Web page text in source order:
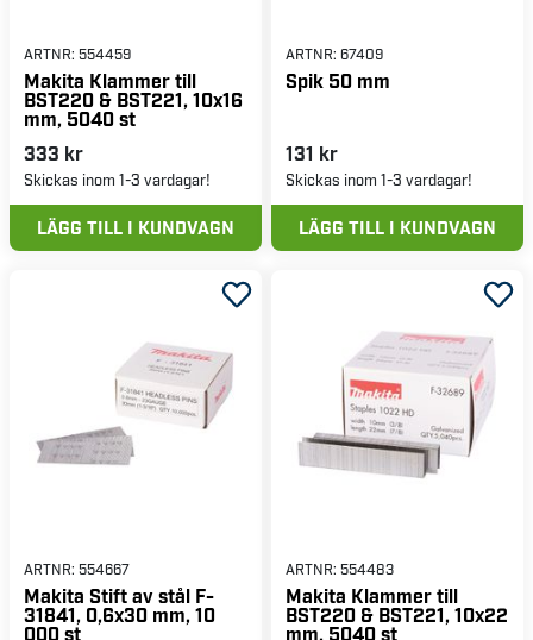
ARTNR: 554459
Makita Klammer till
BST220 & BST221, 10x16
mm, 5040 st
333 kr
Skickas inom 1-3 vardagar!
LÄGG TILL I KUNDVAGN
ARTNR: 67409
Spik 50 mm
131 kr
Skickas inom 1-3 vardagar!
LÄGG TILL I KUNDVAGN
ARTNR: 554667
Makita Stift av stål F-
31841, 0,6x30 mm, 10
000 st
ARTNR: 554483
Makita Klammer till
BST220 & BST221, 10x22
mm, 5040 st